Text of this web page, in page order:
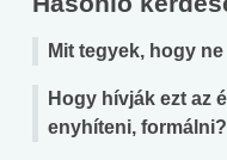
Mit tegyek, hogy
Hogy hívják ezt az
enyhíteni, formálni?